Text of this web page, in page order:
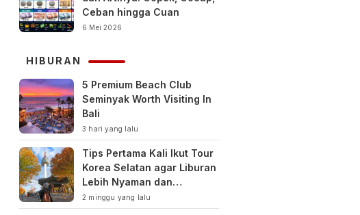
Ceban hingga Cuan
6 Mei 2026
HIBURAN
5 Premium Beach Club
Seminyak Worth Visiting In
Bali
3 hari yang lalu
Tips Pertama Kali Ikut Tour
Korea Selatan agar Liburan
Lebih Nyaman dan
Berkesan
2 minggu yang lalu